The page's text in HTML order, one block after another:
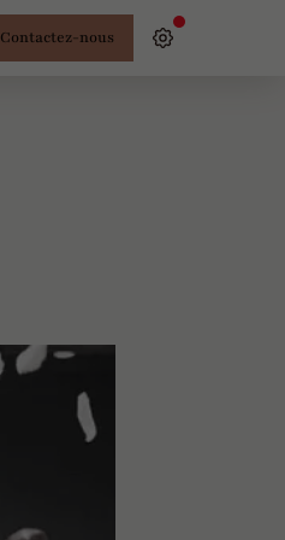
Contactez-nous